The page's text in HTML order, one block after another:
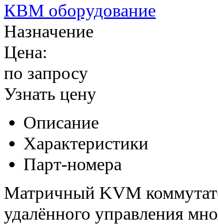
КВМ оборудование
Назначение
Цена:
по запросу
Узнать цену
Описание
Характеристики
Парт-номера
Матричный KVM
удалённого управления